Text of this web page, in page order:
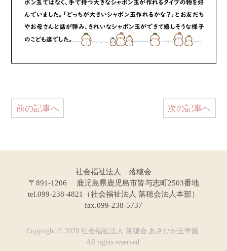
前の記事へ 次の記事へ
社会福祉法人 落穂会
〒891-1206 鹿児島県鹿児島市皆与志町2503番地
tel.099-238-4821（社会福祉法人 落穂会法人本部）
fax.099-238-5737
Copyright © 2020 社会福祉法人 落穂会 あさひが丘学園.
All rights reserved.